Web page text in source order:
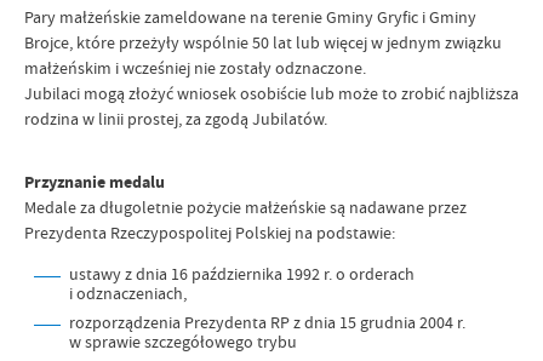
Pary małżeńskie zameldowane na terenie Gminy Gryfic i Gminy
Brojce, które przeżyły wspólnie 50 lat lub więcej w jednym związku
małżeńskim i wcześniej nie zostały odznaczone.
Jubilaci mogą złożyć wniosek osobiście lub może to zrobić najbliższa
rodzina w linii prostej, za zgodą Jubilatów.
Przyznanie medalu
Medale za długoletnie pożycie małżeńskie są nadawane przez
Prezydenta Rzeczypospolitej Polskiej na podstawie:
ustawy z dnia 16 października 1992 r. o orderach
i odznaczeniach,
rozporządzenia Prezydenta RP z dnia 15 grudnia 2004 r.
w sprawie szczegółowego trybu